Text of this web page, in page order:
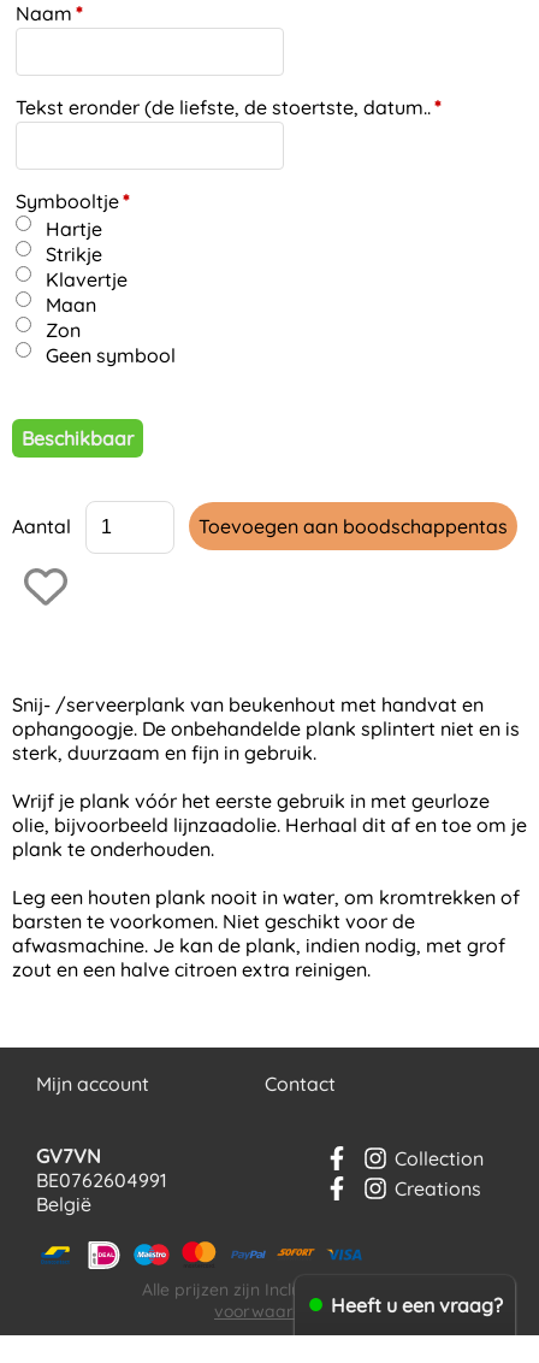
Naam *
Tekst eronder (de liefste, de stoertste, datum..*
Symbooltje*
Hartje
Strikje
Klavertje
Maan
Zon
Geen symbool
Beschikbaar
Aantal
Snij- /serveerplank van beukenhout met handvat en
ophangoogje. De onbehandelde plank splintert niet en is
sterk, duurzaam en fijn in gebruik.
Wrijf je plank vóór het eerste gebruik in met geurloze
olie, bijvoorbeeld lijnzaadolie. Herhaal dit af en toe om je
plank te onderhouden.
Leg een houten plank nooit in water, om kromtrekken of
barsten te voorkomen. Niet geschikt voor de
afwasmachine. Je kan de plank, indien nodig, met grof
zout en een halve citroen extra reinigen.
Mijn account Contact
GV7VN
BE0762604991
België
Collection
Creations
Alle prijzen zijn Inclusief 21% BTW
voorwaarden
Privacyverklaring
Heeft u een vraag?